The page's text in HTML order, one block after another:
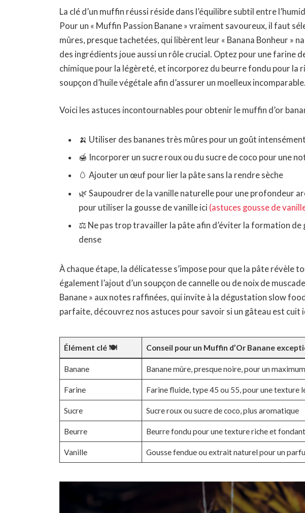
La clé d’un muffin réussi réside dans l’équilibre subtil entre
Pour un « Muffin Passion Banane » vraiment savoureux, il faut
mûres, presque tachetées, qui libèrent leur « Banana Bonheur »
des ingrédients joue aussi un rôle crucial. Optez pour une farine
chimique pour la légèreté, et incorporez du beurre fondu pour la
soupçon d’huile végétale afin d’assurer un moelleux incomparable.
Voici les astuces incontournables pour obtenir le muffin d’or
🍌 Utiliser des bananes très mûres pour un goût
🍯 Incorporer un sucre roux ou du sucre de coco pour une
🥚 Ajouter un œuf pour lier la pâte sans la rendre sèche
🌿 Saupoudrer de la vanille naturelle pour une profondeur
pour utiliser la gousse de vanille ici (astuces gousse de
⚖ Ne pas trop travailler la pâte afin d’éviter la formation
dense
À chaque étape, la délicatesse s’impose pour que la pâte révèle
également l’ajout d’un soupçon de cannelle ou de noix de
Banane » aux notes raffinées, qui invite à la dégustation slow
parfaite, découvrez nos astuces pour savoir si un gâteau est cuit
Élément clé 🍽️ Conseil pour un Muffin d’Or Banane
Banane Banane mûre, presque noire, pour un
Farine Farine fluide, type 45 ou 55, pour une texture
Sucre Sucre roux ou sucre de coco, plus aromatique
Beurre Beurre fondu pour une texture riche et
Vanille Gousse fendue ou extrait naturel pour un